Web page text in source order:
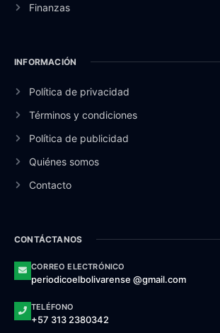
Finanzas
INFORMACIÓN
Política de privacidad
Términos y condiciones
Política de publicidad
Quiénes somos
Contacto
CONTÁCTANOS
CORREO ELECTRÓNICO
periodicoelbolivarense @gmail.com
TELÉFONO
+57 313 2380342